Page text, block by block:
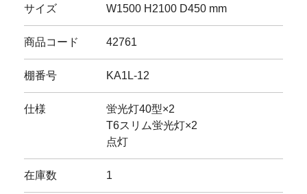
サイズ W1500 H2100 D450 mm
商品コード 42761
棚番号 KA1L-12
仕様
蛍光灯40型×2
T6スリム蛍光灯×2
点灯
在庫数 1